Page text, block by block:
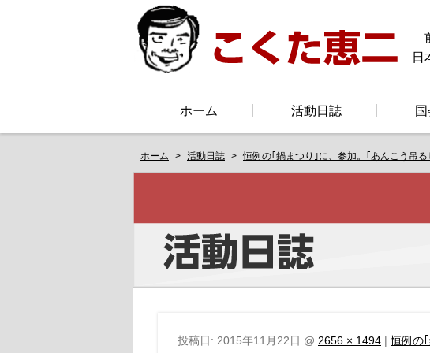
日
ホーム 活動日誌
ホーム 活動日誌 恒例の｢鍋まつり｣に、参加。｢あんこう吊
投稿日: 2015年11月22日 @ 2656 × 1494 |恒例の